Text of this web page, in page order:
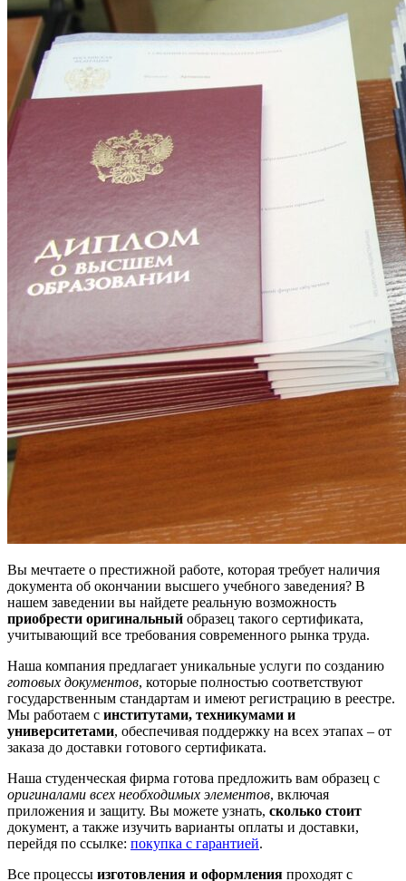
Вы мечтаете о престижной работе, которая требует наличия
документа об окончании высшего учебного заведения? В
нашем заведении вы найдете реальную возможность
приобрести оригинальный образец такого сертификата,
учитывающий все требования современного рынка труда.
Наша компания предлагает уникальные услуги по созданию
готовых документов, которые полностью соответствуют
государственным стандартам и имеют регистрацию в реестре.
Мы работаем с институтами, техникумами и
университетами, обеспечивая поддержку на всех этапах – от
заказа до доставки готового сертификата.
Наша студенческая фирма готова предложить вам образец с
оригиналами всех необходимых элементов, включая
приложения и защиту. Вы можете узнать, сколько стоит
документ, а также изучить варианты оплаты и доставки,
перейдя по ссылке: покупка с гарантией.
Все процессы изготовления и оформления проходят с